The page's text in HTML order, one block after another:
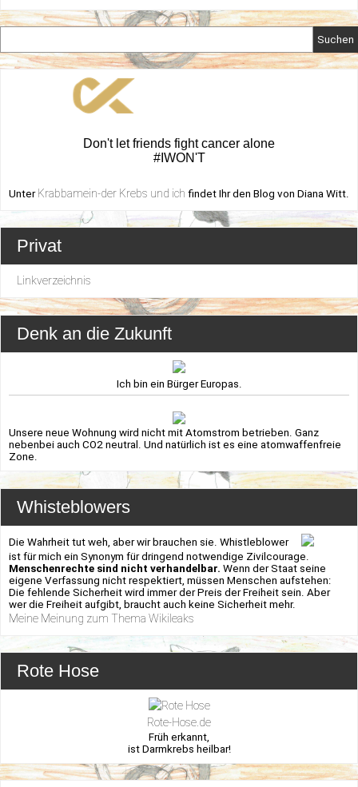
Suchen
Don't let friends fight cancer alone
#IWON'T
Unter Krabbamein-der Krebs und ich findet Ihr den Blog von Diana Witt.
Privat
Linkverzeichnis
Denk an die Zukunft
Ich bin ein Bürger Europas.
Unsere neue Wohnung wird nicht mit Atomstrom betrieben. Ganz
nebenbei auch CO2 neutral. Und natürlich ist es eine atomwaffenfreie
Zone.
Whisteblowers
Die Wahrheit tut weh, aber wir brauchen sie. Whistleblower
ist für mich ein Synonym für dringend notwendige Zivilcourage.
Menschenrechte sind nicht verhandelbar. Wenn der Staat seine
eigene Verfassung nicht respektiert, müssen Menschen aufstehen:
Die fehlende Sicherheit wird immer der Preis der Freiheit sein. Aber
wer die Freiheit aufgibt, braucht auch keine Sicherheit mehr.
Meine Meinung zum Thema Wikileaks
Rote Hose
Rote-Hose.de
Früh erkannt,
ist Darmkrebs heilbar!